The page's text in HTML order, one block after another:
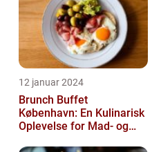
12 januar 2024
Brunch Buffet
København: En Kulinarisk
Oplevelse for Mad- og